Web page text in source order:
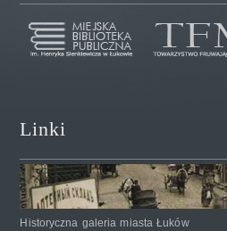
Linki
Historyczna galeria miasta Łuków